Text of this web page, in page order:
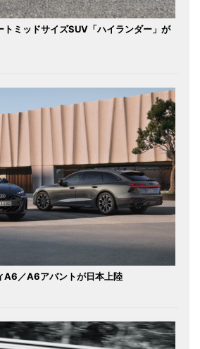
トミッドサイズSUV「ハイランダー」が
A6／A6アバントが日本上陸